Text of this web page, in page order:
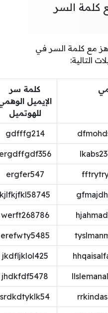
كلمة السر
مع كلمة السر في
التالية:
كلمة سر
الإيميل
للهوتميل
gdfffg214
ergfer547
kjlfkjfkl58745
werft268786
erefwty5485
jkdfljklol425
jhdkfdf5478
srdkdtyklk54